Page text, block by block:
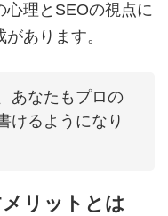
心理とSEOの視点に
あります。
あなたもプロの
けるようになり
リットとは